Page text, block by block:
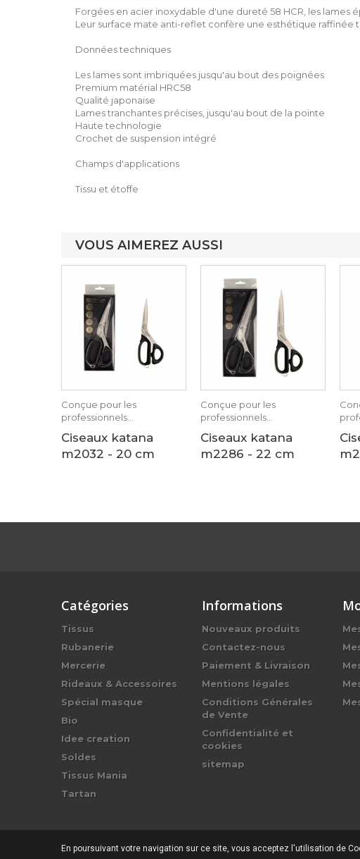
Forgées en acier inoxydable d'une dureté 58 HCR, les lames
Leur surface mate anti-reflet confère une esthétique raffinée
Données techniques
Les lames sont imbriquées jusqu'au bout des poignées
Premium matérial HRC58
Qualité japonaise
Lames tranchantes précises, jusqu'au bout de la pointe
Haute technologie
Crochet de suspension intégré
Champs d'applications
Tissu et étoffe
VOUS AIMEREZ AUSSI
Conçue pour les
professionnels...
Ciseaux katana
m2032 - 20 cm
Conçue pour les
professionnels...
Ciseaux katana
m2286 - 22 cm
Catégories
Tissus
Rubanerie
Mercerie
Rideaux & Accessoires
Spécial masque
Bio
Idee creation
Soldes
Tissus Mania
Tartan
Informations
Nouveaux produits
Contactez-nous
Paiement & Livraison
Mentions légales
Conditions Générales
de Vente
Confidentialité et
cookies
sitemap
En poursuivant votre navigation sur ce site, vous acceptez l'utilisation de